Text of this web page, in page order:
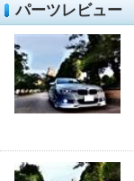
パーツレビュー